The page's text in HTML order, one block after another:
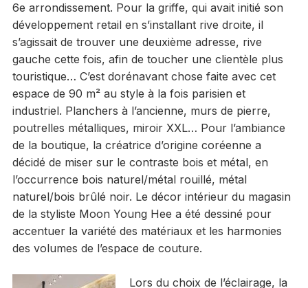
6e arrondissement. Pour la griffe, qui avait initié son
développement retail en s’installant rive droite, il
s’agissait de trouver une deuxième adresse, rive
gauche cette fois, afin de toucher une clientèle plus
touristique… C’est dorénavant chose faite avec cet
espace de 90 m² au style à la fois parisien et
industriel. Planchers à l’ancienne, murs de pierre,
poutrelles métalliques, miroir XXL… Pour l’ambiance
de la boutique, la créatrice d’origine coréenne a
décidé de miser sur le contraste bois et métal, en
l’occurrence bois naturel/métal rouillé, métal
naturel/bois brûlé noir. Le décor intérieur du magasin
de la styliste Moon Young Hee a été dessiné pour
accentuer la variété des matériaux et les harmonies
des volumes de l’espace de couture.
Lors du choix de l’éclairage, la